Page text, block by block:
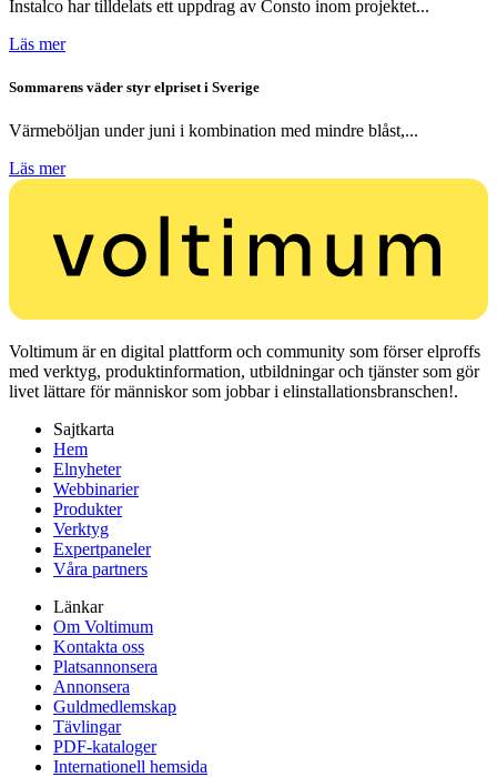
Instalco har tilldelats ett uppdrag av Consto inom projektet...
Läs mer
Sommarens väder styr elpriset i Sverige
Värmeböljan under juni i kombination med mindre blåst,...
Läs mer
Voltimum är en digital plattform och community som förser elproffs
med verktyg, produktinformation, utbildningar och tjänster som gör
livet lättare för människor som jobbar i elinstallationsbranschen!.
Sajtkarta
Hem
Elnyheter
Webbinarier
Produkter
Verktyg
Expertpaneler
Våra partners
Länkar
Om Voltimum
Kontakta oss
Platsannonsera
Annonsera
Guldmedlemskap
Tävlingar
PDF-kataloger
Internationell hemsida